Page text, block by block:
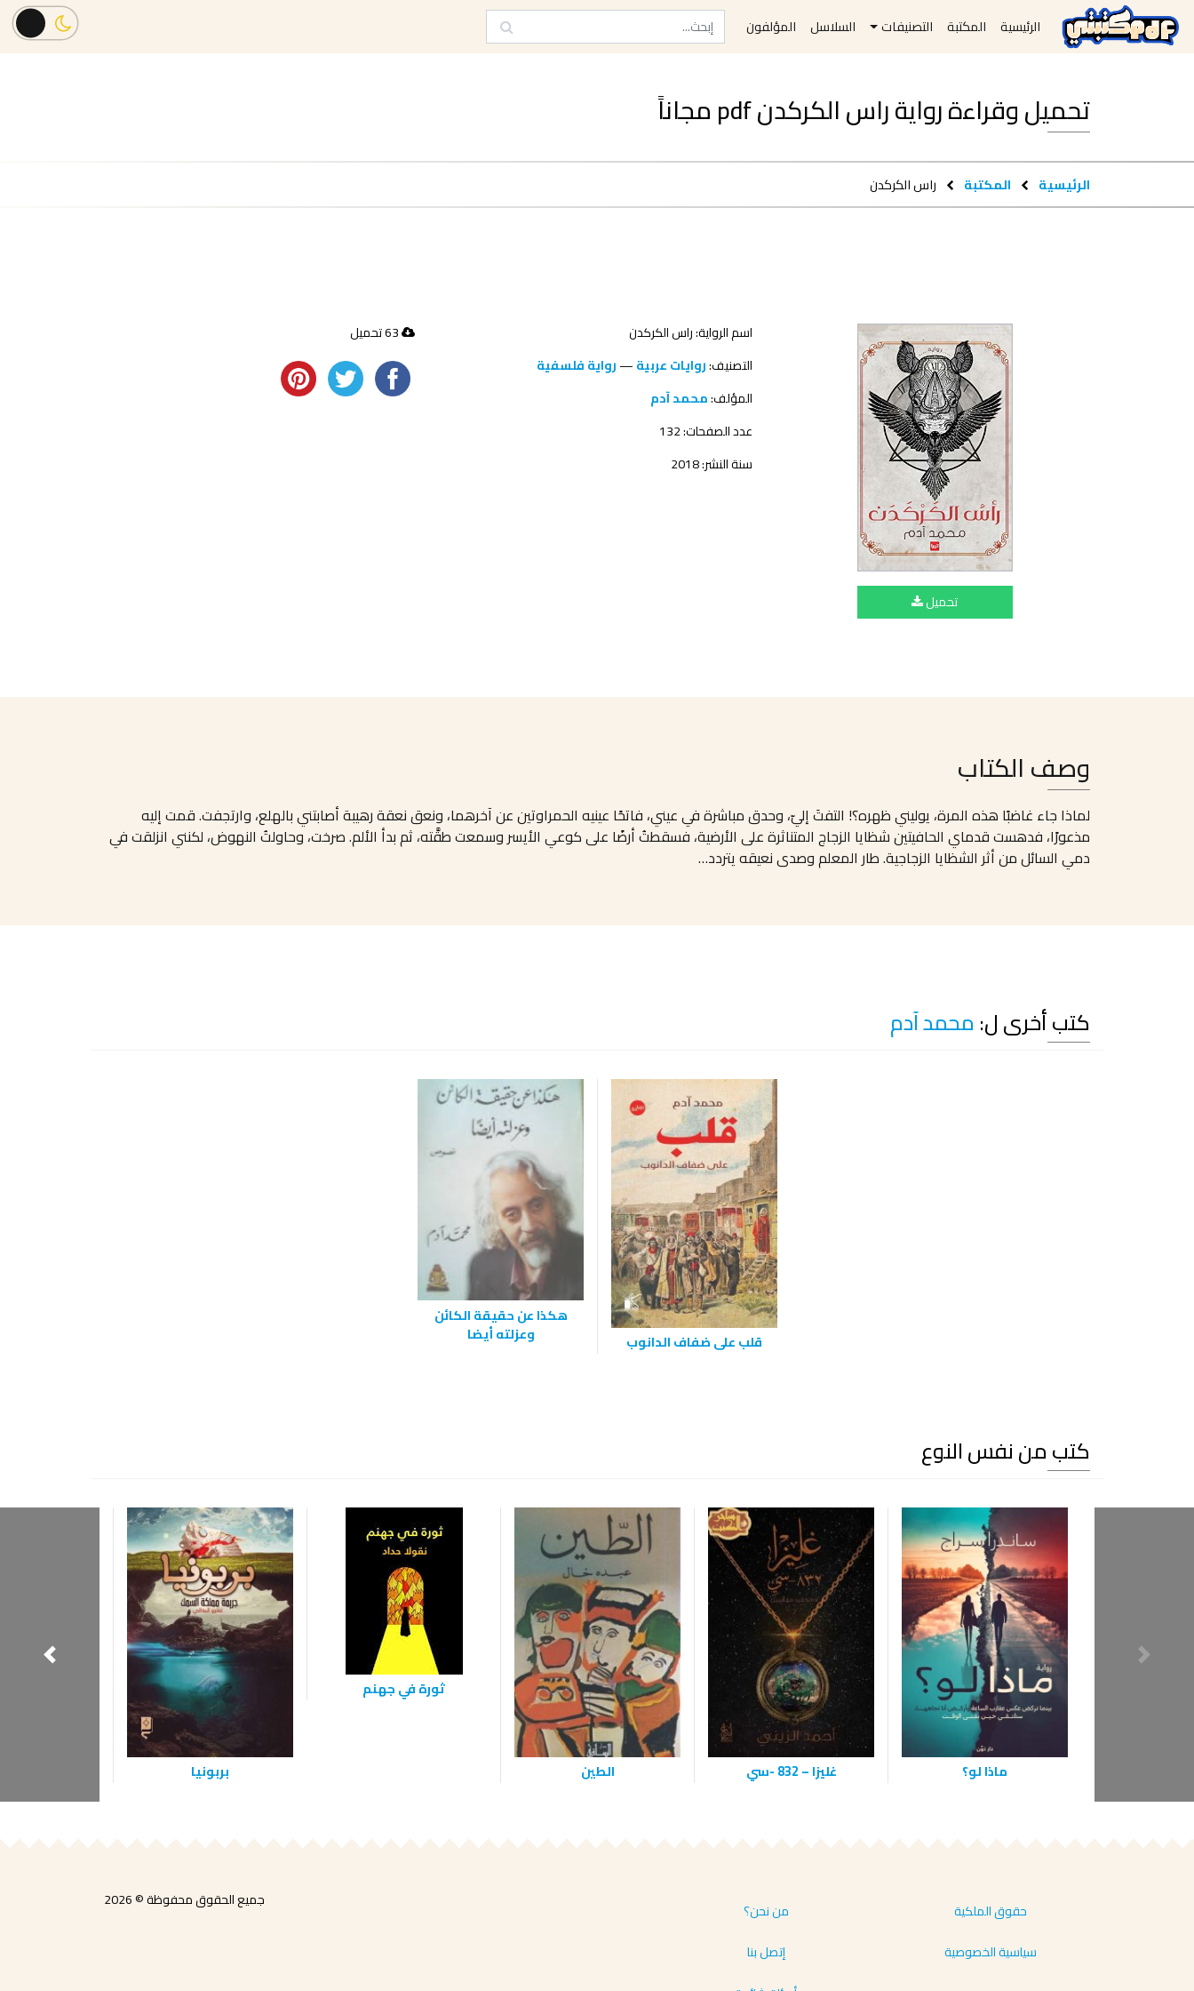
الرئيسية المكتبة التصنيفات السلاسل المؤلفون
تحميل وقراءة رواية ‫راس الكركدن‬ pdf مجاناً
الرئيسية المكتبة ‫راس الكركدن‬
تحميل
اسم الرواية: ‫راس الكركدن‬
التصنيف:روايات عربية—رواية فلسفية
المؤلف:محمد آدم
عدد الصفحات: 132
سنة النشر: 2018
وصف الكتاب
لماذا جاء غاضبًا هذه المرة، يوليني ظهره؟! التفتَ إليّ، وحدق مباشرة في عيني، فاتحًا عينيه الحمراوتين عن آخرهما، ونعق نعقة رهيبة أصابتني بالهلع، وارتجفت. قمت إليه
مذعورًا، فدهست قدماي الحافيتين شظايا الزجاج المتناثرة على الأرضية، فسقطتُ أرضًا على كوعي الأيسر وسمعت طقَّته، ثم بدأ الألم. صرخت، وحاولتُ النهوض، لكنني انزلقت في
دمي السائل من أثر الشظايا الزجاجية. طار المعلم وصدى نعيقه يتردد…
كتب أخرى ل: محمد آدم
قلب على ضفاف الدانوب
هكذا عن حقيقة الكائن
وعزلته أيضا
كتب من نفس النوع
ماذا لو؟ غليزا – 832 -سي الطين
ثورة في جهنم
بربونيا
حقوق الملكية
سياسية الخصوصية
من نحن؟
إتصل بنا
جميع الحقوق محفوظة © 2026